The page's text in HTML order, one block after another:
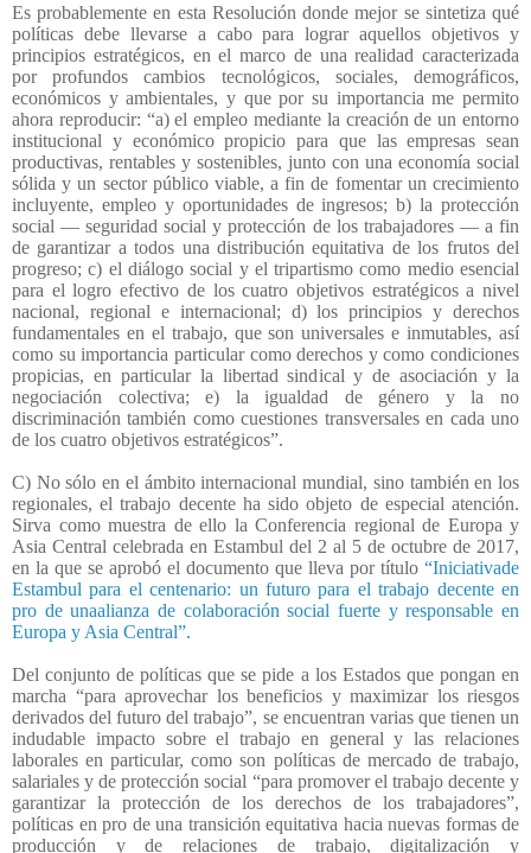
Es probablemente en esta Resolución donde mejor se sintetiza qué
políticas debe llevarse a cabo para lograr aquellos objetivos y
principios estratégicos, en el marco de una realidad caracterizada
por profundos cambios tecnológicos, sociales, demográficos,
económicos y ambientales, y que por su importancia me permito
ahora reproducir: “a) el empleo mediante la creación de un entorno
institucional y económico propicio para que las empresas sean
productivas, rentables y sostenibles, junto con una economía social
sólida y un sector público viable, a fin de fomentar un crecimiento
incluyente, empleo y oportunidades de ingresos; b) la protección
social — seguridad social y protección de los trabajadores — a fin
de garantizar a todos una distribución equitativa de los frutos del
progreso; c) el diálogo social y el tripartismo como medio esencial
para el logro efectivo de los cuatro objetivos estratégicos a nivel
nacional, regional e internacional; d) los principios y derechos
fundamentales en el trabajo, que son universales e inmutables, así
como su importancia particular como derechos y como condiciones
propicias, en particular la libertad sindical y de asociación y la
negociación colectiva; e) la igualdad de género y la no
discriminación también como cuestiones transversales en cada uno
de los cuatro objetivos estratégicos”.
C) No sólo en el ámbito internacional mundial, sino también en los
regionales, el trabajo decente ha sido objeto de especial atención.
Sirva como muestra de ello la Conferencia regional de Europa y
Asia Central celebrada en Estambul del 2 al 5 de octubre de 2017,
en la que se aprobó el documento que lleva por título “Iniciativade
Estambul para el centenario: un futuro para el trabajo decente en
pro de unaalianza de colaboración social fuerte y responsable en
Europa y Asia Central”.
Del conjunto de políticas que se pide a los Estados que pongan en
marcha “para aprovechar los beneficios y maximizar los riesgos
derivados del futuro del trabajo”, se encuentran varias que tienen un
indudable impacto sobre el trabajo en general y las relaciones
laborales en particular, como son políticas de mercado de trabajo,
salariales y de protección social “para promover el trabajo decente y
garantizar la protección de los derechos de los trabajadores”,
políticas en pro de una transición equitativa hacia nuevas formas de
producción y de relaciones de trabajo, digitalización y